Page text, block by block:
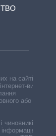
на сайті,
видань
або
про